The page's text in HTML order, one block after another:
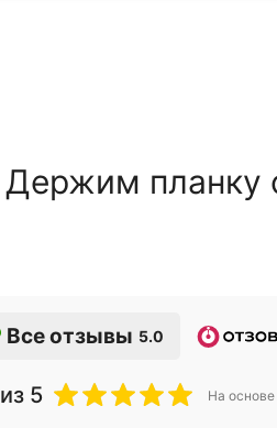
Держим планку
Все отзывы 5.0
из 5 На основе